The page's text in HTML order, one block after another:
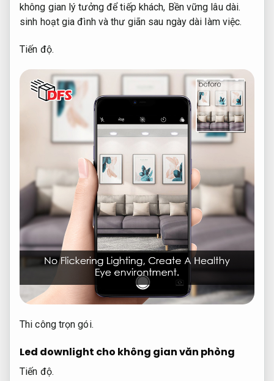
không gian lý tưởng để tiếp khách, Bền vững lâu dài.
sinh hoạt gia đình và thư giãn sau ngày dài làm việc.
Tiến độ.
Thi công trọn gói.
Led downlight cho không gian văn phòng
Tiến độ.